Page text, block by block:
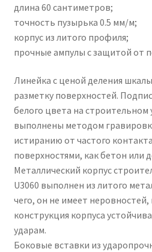
длина 60 сантиметров;
точность пузырька 0.5 мм/м;
корпус из литого профиля;
прочные ампулы с защитой от
Линейка с ценой деления
разметку поверхностей.
белого цвета на строительном
выполнены методом
истиранию от частого
поверхностями, как бетон или
Металлический корпус
U3060 выполнен из литого
чего, он не имеет
конструкция корпуса
ударам.
Боковые вставки из